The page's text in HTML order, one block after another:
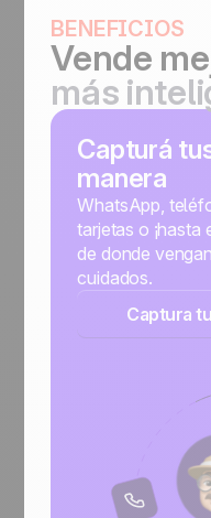
BENEFICIOS
Vende
más
Capturá
manera
WhatsApp,
tarjetas o ¡hasta
de donde
cuidados.
Captura